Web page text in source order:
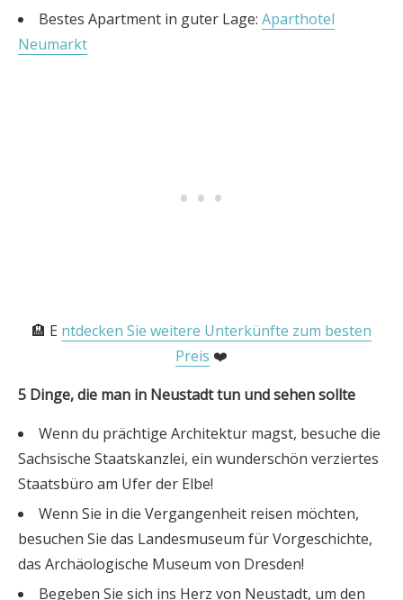
Bestes Apartment in guter Lage: Aparthotel
Neumarkt
🏨 E ntdecken Sie weitere Unterkünfte zum besten
Preis ❤️
5 Dinge, die man in Neustadt tun und sehen sollte
Wenn du prächtige Architektur magst, besuche die
Sachsische Staatskanzlei, ein wunderschön verziertes
Staatsbüro am Ufer der Elbe!
Wenn Sie in die Vergangenheit reisen möchten,
besuchen Sie das Landesmuseum für Vorgeschichte,
das Archäologische Museum von Dresden!
Begeben Sie sich ins Herz von Neustadt, um den